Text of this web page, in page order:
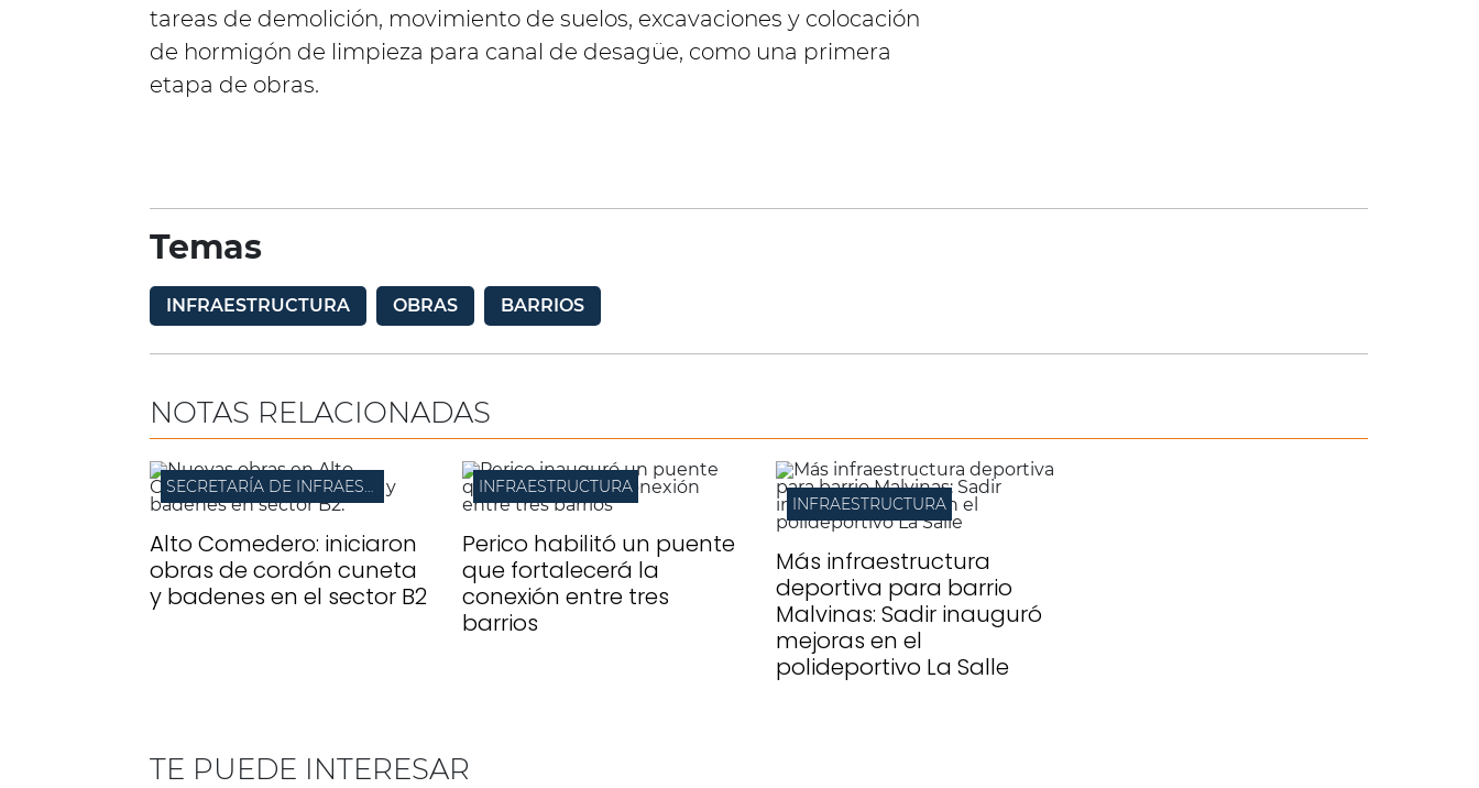
tareas de demolición, movimiento de suelos, excavaciones y colocación
de hormigón de limpieza para canal de desagüe, como una primera
etapa de obras.
Temas
INFRAESTRUCTURA OBRAS BARRIOS
NOTAS RELACIONADAS
SECRETARÍA DE INFRAESTRUCTURA
Alto Comedero: iniciaron
obras de cordón cuneta
y badenes en el sector B2
INFRAESTRUCTURA
Perico habilitó un puente
que fortalecerá la
conexión entre tres
barrios
INFRAESTRUCTURA
Más infraestructura
deportiva para barrio
Malvinas: Sadir inauguró
mejoras en el
polideportivo La Salle
TE PUEDE INTERESAR